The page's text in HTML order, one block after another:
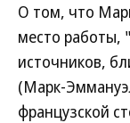
О том, что
место работы,
источников,
(Марк-
французской